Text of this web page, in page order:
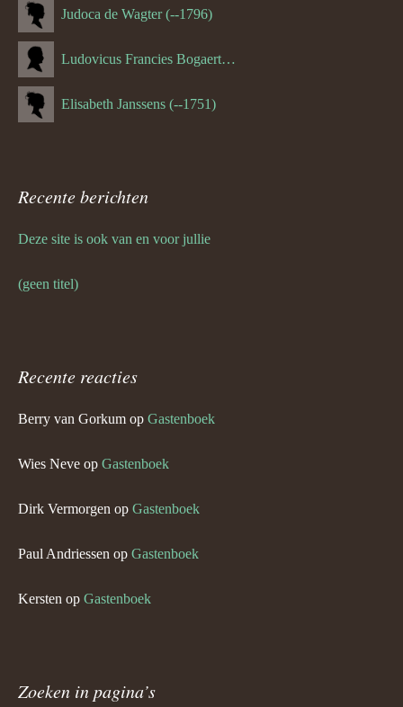
Judoca de Wagter (--1796)
Ludovicus Francies Bogaert (--1825)
Elisabeth Janssens (--1751)
Recente berichten
Deze site is ook van en voor jullie
(geen titel)
Recente reacties
Berry van Gorkum op Gastenboek
Wies Neve op Gastenboek
Dirk Vermorgen op Gastenboek
Paul Andriessen op Gastenboek
Kersten op Gastenboek
Zoeken in pagina’s